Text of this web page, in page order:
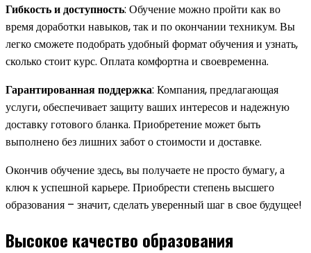
Гибкость и доступность: Обучение можно пройти как во
время доработки навыков, так и по окончании техникум. Вы
легко сможете подобрать удобный формат обучения и узнать,
сколько стоит курс. Оплата комфортна и своевременна.
Гарантированная поддержка: Компания, предлагающая
услуги, обеспечивает защиту ваших интересов и надежную
доставку готового бланка. Приобретение может быть
выполнено без лишних забот о стоимости и доставке.
Окончив обучение здесь, вы получаете не просто бумагу, а
ключ к успешной карьере. Приобрести степень высшего
образования – значит, сделать уверенный шаг в свое будущее!
Высокое качество образования